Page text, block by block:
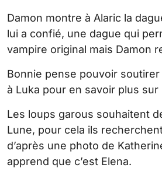
Damon montre à Alaric la
lui a confié, une dague qui
vampire original mais Damon
Bonnie pense pouvoir
à Luka pour en savoir plus sur
Les loups garous souhaitent
Lune, pour cela ils
d’après une photo de
apprend que c’est Elena.